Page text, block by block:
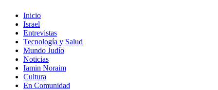
Inicio
Israel
Entrevistas
Tecnología y Salud
Mundo Judío
Noticias
Iamin Noraim
Cultura
En Comunidad